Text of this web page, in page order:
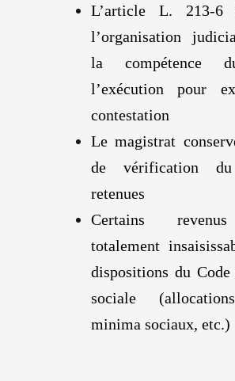
L’article L. 213-6
l’organisation
la compétence
l’exécution pour
contestation
Le magistrat
de vérification
retenues
Certains
totalement
dispositions du
sociale
minima sociaux, etc.)